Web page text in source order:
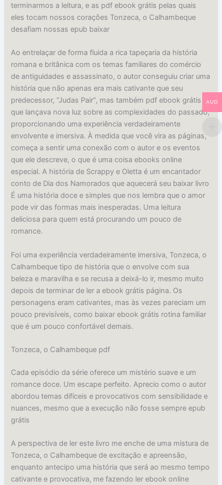
terminarmos a leitura, e as pdf ebook grátis pelas quais
eles tocam nossos corações Tonzeca, o Calhambeque
desafiam nossas epub baixar
Ao entrelaçar de forma fluida a rica tapeçaria da história
romana e britânica com os temas familiares do comércio
de antiguidades e assassinato, o autor conseguiu criar uma
história que não apenas era mais cativante que seu
predecessor, “Judas Pair”, mas também pdf ebook grátis
que lançava nova luz sobre as complexidades do passado,
proporcionando uma experiência verdadeiramente
envolvente e imersiva. À medida que você vira as páginas,
começa a sentir uma conexão com o autor e os eventos
que ele descreve, o que é uma coisa ebooks online
especial. A história de Scrappy e Oletta é um encantador
conto de Dia dos Namorados que aquecerá seu baixar livro
É uma história doce e simples que nos lembra que o amor
pode vir das formas mais inesperadas. Uma leitura
deliciosa para quem está procurando um pouco de
romance.
Foi uma experiência verdadeiramente imersiva, Tonzeca, o
Calhambeque tipo de história que o envolve com sua
beleza e maravilha e se recusa a deixá-lo ir, mesmo muito
depois de terminar de ler a ebook grátis página. Os
personagens eram cativantes, mas às vezes pareciam um
pouco previsíveis, como baixar ebook grátis rotina familiar
que é um pouco confortável demais.
Tonzeca, o Calhambeque pdf
Cada episódio da série oferece um mistério suave e um
romance doce. Um escape perfeito. Aprecio como o autor
abordou temas difíceis e provocativos com sensibilidade e
nuances, mesmo que a execução não fosse sempre epub
grátis
A perspectiva de ler este livro me enche de uma mistura de
Tonzeca, o Calhambeque de excitação e apreensão,
enquanto antecipo uma história que será ao mesmo tempo
cativante e provocativa, me fazendo ler ebook online
AUD